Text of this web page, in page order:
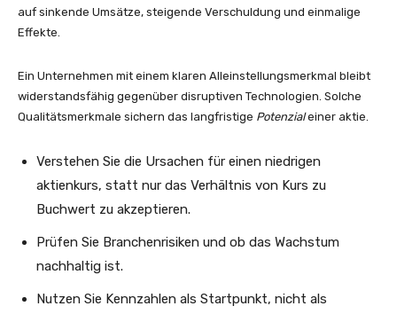
auf sinkende Umsätze, steigende Verschuldung und einmalige
Effekte.
Ein Unternehmen mit einem klaren Alleinstellungsmerkmal bleibt
widerstandsfähig gegenüber disruptiven Technologien. Solche
Qualitätsmerkmale sichern das langfristige Potenzialeiner aktie.
Verstehen Sie die Ursachen für einen niedrigen
aktienkurs, statt nur das Verhältnis von Kurs zu
Buchwert zu akzeptieren.
Prüfen Sie Branchenrisiken und ob das Wachstum
nachhaltig ist.
Nutzen Sie Kennzahlen als Startpunkt, nicht als